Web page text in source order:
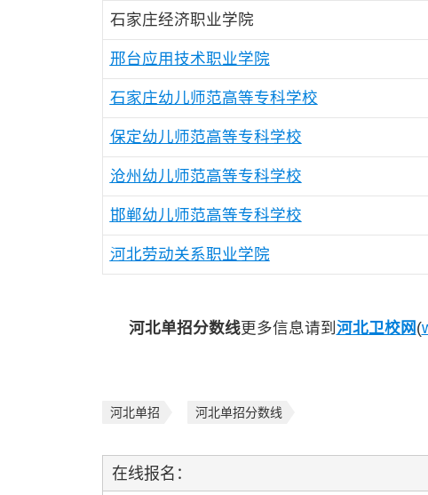
石家庄经济职业学院
邢台应用技术职业学院
石家庄幼儿师范高等专科学校
保定幼儿师范高等专科学校
沧州幼儿师范高等专科学校
邯郸幼儿师范高等专科学校
河北劳动关系职业学院
河北单招分数线更多信息请到 河北卫校网 (
河北单招 河北单招分数线
在线报名：